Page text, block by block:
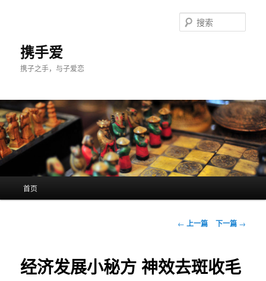
携手爱
携子之手，与子爱恋
索
首页
文
航
← 上一篇 下一篇 →
经济发展小秘方 神效去斑收毛